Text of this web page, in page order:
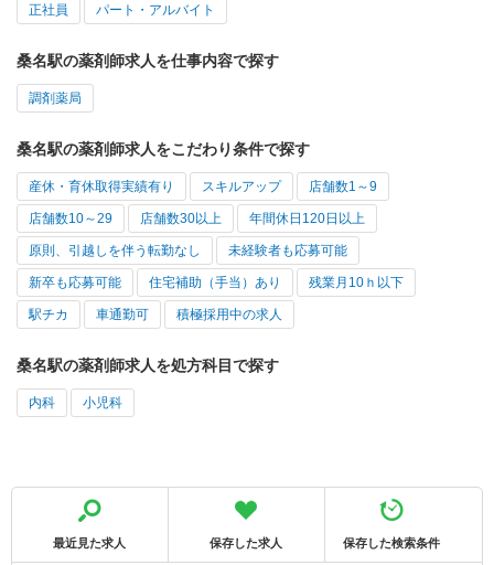
正社員 パート・アルバイト
桑名駅の薬剤師求人を仕事内容で探す
調剤薬局
桑名駅の薬剤師求人をこだわり条件で探す
産休・育休取得実績有り スキルアップ 店舗数1～9
店舗数10～29 店舗数30以上 年間休日120日以上
原則、引越しを伴う転勤なし 未経験者も応募可能
新卒も応募可能 住宅補助（手当）あり 残業月10ｈ以下
駅チカ 車通勤可 積極採用中の求人
桑名駅の薬剤師求人を処方科目で探す
内科 小児科
最近見た求人 保存した求人 保存した検索条件